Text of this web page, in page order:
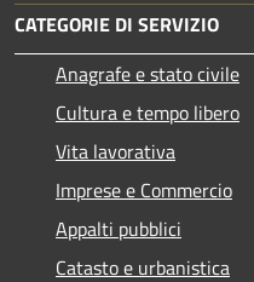
CATEGORIE DI SERVIZIO
Anagrafe e stato civile
Cultura e tempo libero
Vita lavorativa
Imprese e Commercio
Appalti pubblici
Catasto e urbanistica